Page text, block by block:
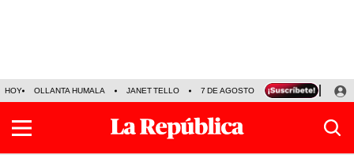
HOY OLLANTA HUMALA JANET TELLO 7 DE AGOSTO TINKA RESULTADOS